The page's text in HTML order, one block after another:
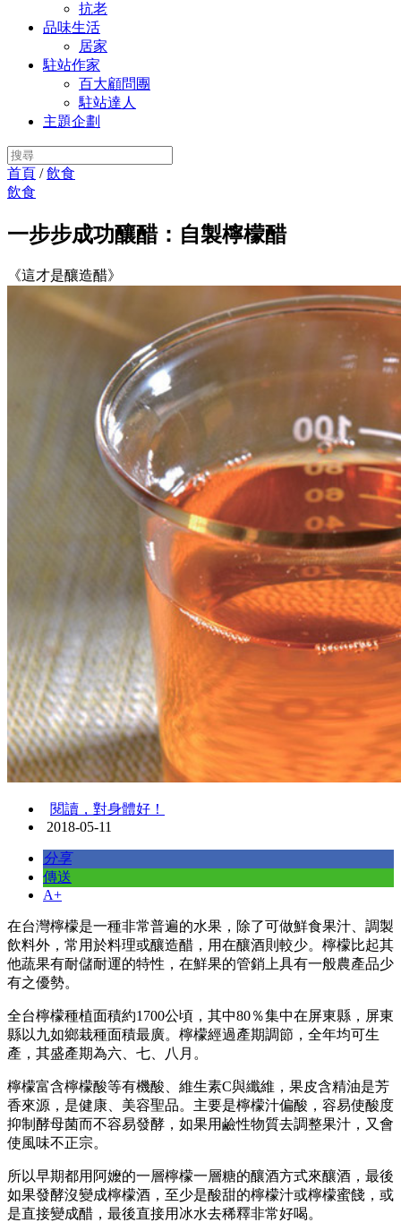
抗老
品味生活
居家
駐站作家
百大顧問團
駐站達人
主題企劃
首頁 /飲食
飲食
一步步成功釀醋：自製檸檬醋
《這才是釀造醋》
閱讀，對身體好！
2018-05-11
分享
傳送
A+
在台灣檸檬是一種非常普遍的水果，除了可做鮮食果汁、調製
飲料外，常用於料理或釀造醋，用在釀酒則較少。檸檬比起其
他蔬果有耐儲耐運的特性，在鮮果的管銷上具有一般農產品少
有之優勢。
全台檸檬種植面積約1700公頃，其中80％集中在屏東縣，屏東
縣以九如鄉栽種面積最廣。檸檬經過產期調節，全年均可生
產，其盛產期為六、七、八月。
檸檬富含檸檬酸等有機酸、維生素C與纖維，果皮含精油是芳
香來源，是健康、美容聖品。主要是檸檬汁偏酸，容易使酸度
抑制酵母菌而不容易發酵，如果用鹼性物質去調整果汁，又會
使風味不正宗。
所以早期都用阿嬤的一層檸檬一層糖的釀酒方式來釀酒，最後
如果發酵沒變成檸檬酒，至少是酸甜的檸檬汁或檸檬蜜餞，或
是直接變成醋，最後直接用冰水去稀釋非常好喝。